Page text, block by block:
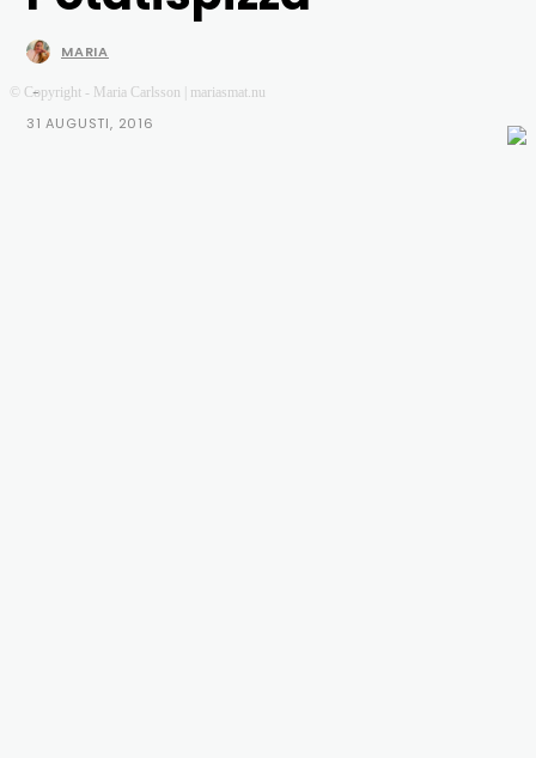
MARIA
-
31 AUGUSTI, 2016
© Copyright - Maria Carlsson | mariasmat.nu